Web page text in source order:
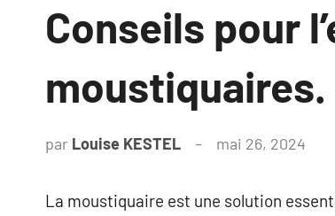
Conseils pour
moustiquaires.
par Louise KESTEL mai 26, 2024
La moustiquaire est une solution